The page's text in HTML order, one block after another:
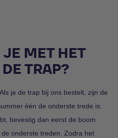
MET HET
TRAP?
je de trap bij ons bestelt, zijn de
één de onderste trede is.
bevestig dan eerst de boom
onderste treden. Zodra het